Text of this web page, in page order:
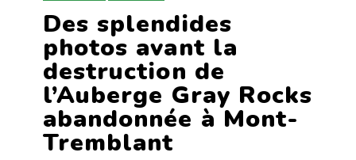
Des splendides
photos avant la
destruction de
l’Auberge Gray Rocks
abandonnée à Mont-
Tremblant